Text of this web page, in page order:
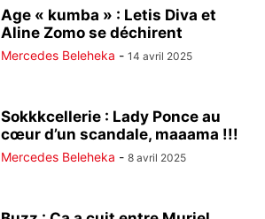
Age « kumba » : Letis Diva et
Aline Zomo se déchirent
Mercedes Beleheka - 14 avril 2025
Sokkkcellerie : Lady Ponce au
cœur d’un scandale, maaama !!!
Mercedes Beleheka - 8 avril 2025